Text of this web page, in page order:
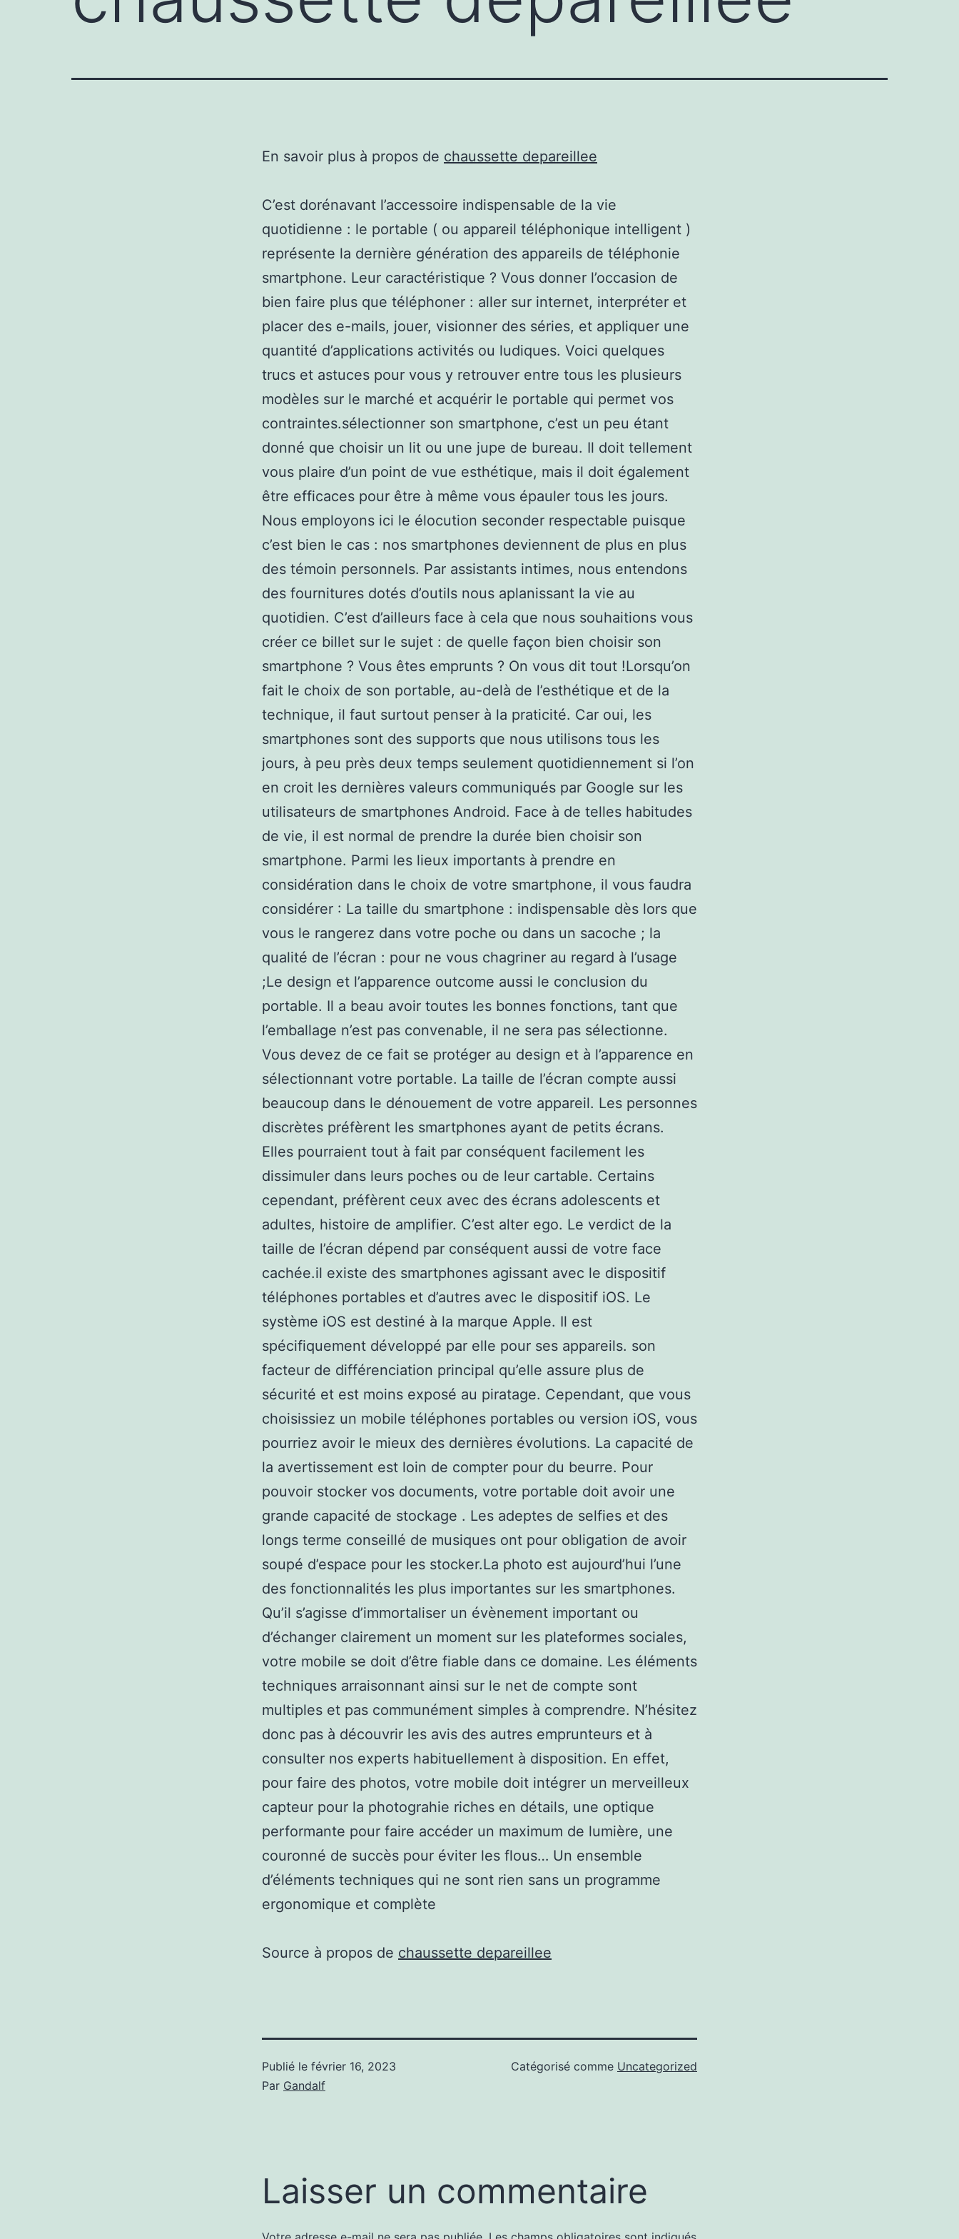
En savoir plus à propos de chaussette depareillee
C’est dorénavant l’accessoire indispensable de la vie
quotidienne : le portable ( ou appareil téléphonique intelligent )
représente la dernière génération des appareils de téléphonie
smartphone. Leur caractéristique ? Vous donner l’occasion de
bien faire plus que téléphoner : aller sur internet, interpréter et
placer des e-mails, jouer, visionner des séries, et appliquer une
quantité d’applications activités ou ludiques. Voici quelques
trucs et astuces pour vous y retrouver entre tous les plusieurs
modèles sur le marché et acquérir le portable qui permet vos
contraintes.sélectionner son smartphone, c’est un peu étant
donné que choisir un lit ou une jupe de bureau. Il doit tellement
vous plaire d’un point de vue esthétique, mais il doit également
être efficaces pour être à même vous épauler tous les jours.
Nous employons ici le élocution seconder respectable puisque
c’est bien le cas : nos smartphones deviennent de plus en plus
des témoin personnels. Par assistants intimes, nous entendons
des fournitures dotés d’outils nous aplanissant la vie au
quotidien. C’est d’ailleurs face à cela que nous souhaitions vous
créer ce billet sur le sujet : de quelle façon bien choisir son
smartphone ? Vous êtes emprunts ? On vous dit tout !Lorsqu’on
fait le choix de son portable, au-delà de l’esthétique et de la
technique, il faut surtout penser à la praticité. Car oui, les
smartphones sont des supports que nous utilisons tous les
jours, à peu près deux temps seulement quotidiennement si l’on
en croit les dernières valeurs communiqués par Google sur les
utilisateurs de smartphones Android. Face à de telles habitudes
de vie, il est normal de prendre la durée bien choisir son
smartphone. Parmi les lieux importants à prendre en
considération dans le choix de votre smartphone, il vous faudra
considérer : La taille du smartphone : indispensable dès lors que
vous le rangerez dans votre poche ou dans un sacoche ; la
qualité de l’écran : pour ne vous chagriner au regard à l’usage
;Le design et l’apparence outcome aussi le conclusion du
portable. Il a beau avoir toutes les bonnes fonctions, tant que
l’emballage n’est pas convenable, il ne sera pas sélectionne.
Vous devez de ce fait se protéger au design et à l’apparence en
sélectionnant votre portable. La taille de l’écran compte aussi
beaucoup dans le dénouement de votre appareil. Les personnes
discrètes préfèrent les smartphones ayant de petits écrans.
Elles pourraient tout à fait par conséquent facilement les
dissimuler dans leurs poches ou de leur cartable. Certains
cependant, préfèrent ceux avec des écrans adolescents et
adultes, histoire de amplifier. C’est alter ego. Le verdict de la
taille de l’écran dépend par conséquent aussi de votre face
cachée.il existe des smartphones agissant avec le dispositif
téléphones portables et d’autres avec le dispositif iOS. Le
système iOS est destiné à la marque Apple. Il est
spécifiquement développé par elle pour ses appareils. son
facteur de différenciation principal qu’elle assure plus de
sécurité et est moins exposé au piratage. Cependant, que vous
choisissiez un mobile téléphones portables ou version iOS, vous
pourriez avoir le mieux des dernières évolutions. La capacité de
la avertissement est loin de compter pour du beurre. Pour
pouvoir stocker vos documents, votre portable doit avoir une
grande capacité de stockage . Les adeptes de selfies et des
longs terme conseillé de musiques ont pour obligation de avoir
soupé d’espace pour les stocker.La photo est aujourd’hui l’une
des fonctionnalités les plus importantes sur les smartphones.
Qu’il s’agisse d’immortaliser un évènement important ou
d’échanger clairement un moment sur les plateformes sociales,
votre mobile se doit d’être fiable dans ce domaine. Les éléments
techniques arraisonnant ainsi sur le net de compte sont
multiples et pas communément simples à comprendre. N’hésitez
donc pas à découvrir les avis des autres emprunteurs et à
consulter nos experts habituellement à disposition. En effet,
pour faire des photos, votre mobile doit intégrer un merveilleux
capteur pour la photograhie riches en détails, une optique
performante pour faire accéder un maximum de lumière, une
couronné de succès pour éviter les flous… Un ensemble
d’éléments techniques qui ne sont rien sans un programme
ergonomique et complète
Source à propos de chaussette depareillee
Publié le février 16, 2023
Par Gandalf
Catégorisé comme Uncategorized
Laisser un commentaire